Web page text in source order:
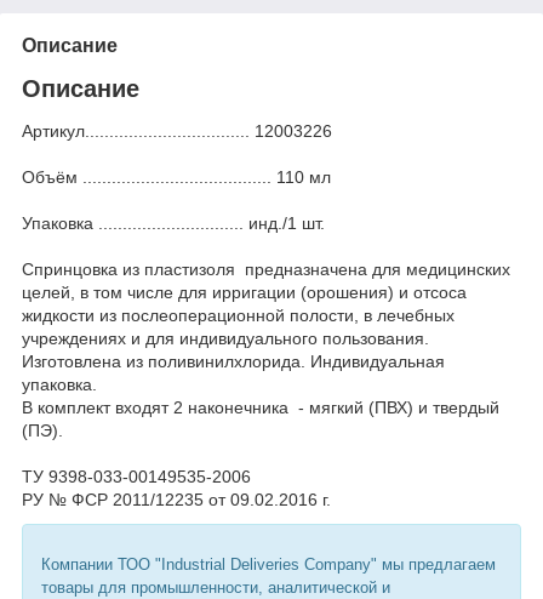
Описание
Описание
Артикул.................................. 12003226
Объём ....................................... 110 мл
Упаковка .............................. инд./1 шт.
Спринцовка из пластизоля предназначена для медицинских
целей, в том числе для ирригации (орошения) и отсоса
жидкости из послеоперационной полости, в лечебных
учреждениях и для индивидуального пользования.
Изготовлена из поливинилхлорида. Индивидуальная
упаковка.
В комплект входят 2 наконечника - мягкий (ПВХ) и твердый
(ПЭ).
ТУ 9398-033-00149535-2006
РУ № ФСР 2011/12235 от 09.02.2016 г.
Компании ТОО "Industrial Deliveries Company" мы предлагаем
товары для промышленности, аналитической и